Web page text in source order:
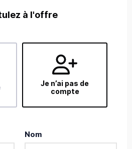
à l'offre
Je n’ai pas de
compte
Nom